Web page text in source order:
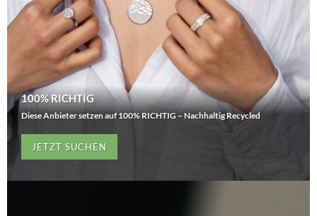
100% RICHTIG
Diese Anbieter setzen auf 100% RICHTIG – Nachhaltig Recycled
JETZT SUCHEN